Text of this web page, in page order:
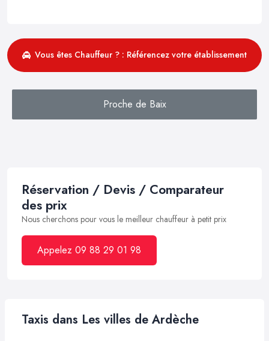
Vous êtes Chauffeur ? : Référencez votre établissement
Proche de Baix
Réservation / Devis / Comparateur
des prix
Nous cherchons pour vous le meilleur chauffeur à petit prix
Appelez 09 88 29 01 98
Taxis dans Les villes de Ardèche